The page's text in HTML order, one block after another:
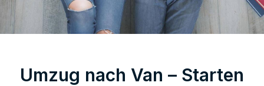
Umzug nach Van – Starten